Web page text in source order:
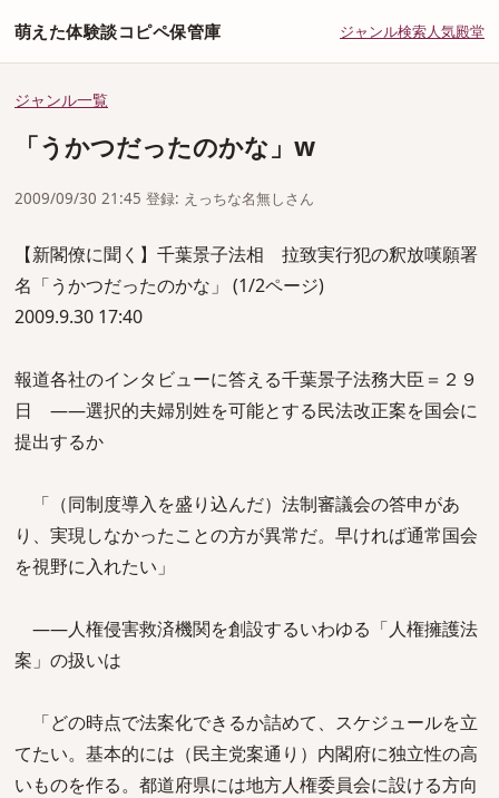
萌えた体験談コピペ保管庫 ジャンル検索人気殿堂
ジャンル一覧
「うかつだったのかな」w
2009/09/30 21:45 登録: えっちな名無しさん
【新閣僚に聞く】千葉景子法相 拉致実行犯の釈放嘆願署
名「うかつだったのかな」 (1/2ページ)
2009.9.30 17:40
報道各社のインタビューに答える千葉景子法務大臣＝２９
日 ――選択的夫婦別姓を可能とする民法改正案を国会に
提出するか
「（同制度導入を盛り込んだ）法制審議会の答申があ
り、実現しなかったことの方が異常だ。早ければ通常国会
を視野に入れたい」
――人権侵害救済機関を創設するいわゆる「人権擁護法
案」の扱いは
「どの時点で法案化できるか詰めて、スケジュールを立
てたい。基本的には（民主党案通り）内閣府に独立性の高
いものを作る。都道府県には地方人権委員会に設ける方向